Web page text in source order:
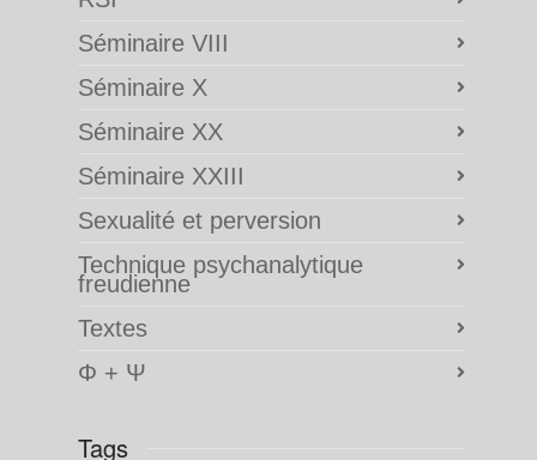
Séminaire VIII
Séminaire X
Séminaire XX
Séminaire XXIII
Sexualité et perversion
Technique psychanalytique
freudienne
Textes
Φ + Ψ
Tags